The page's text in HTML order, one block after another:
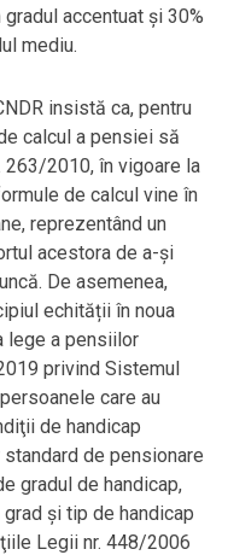
accentuat și 30%
mediu.
insistă ca, pentru
calcul a pensiei să
263/2010, în vigoare la
de calcul vine în
reprezentând un
acestora de a-și
De asemenea,
echității în noua
lege a pensiilor
privind Sistemul
care au
de handicap
de pensionare
gradul de handicap,
şi tip de handicap
Legii nr. 448/2006